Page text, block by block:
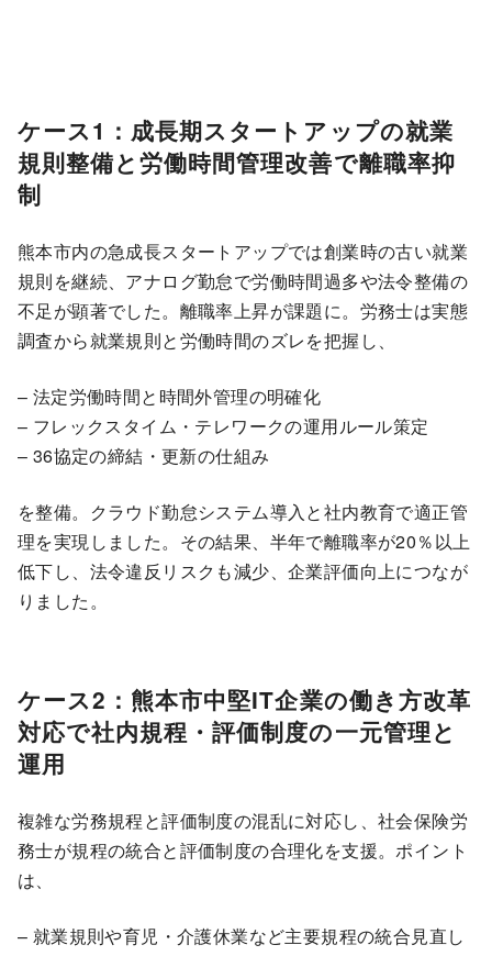
ケース1：成長期スタートアップの就業
規則整備と労働時間管理改善で離職率抑
制
熊本市内の急成長スタートアップでは創業時の古い就業
規則を継続、アナログ勤怠で労働時間過多や法令整備の
不足が顕著でした。離職率上昇が課題に。労務士は実態
調査から就業規則と労働時間のズレを把握し、
– 法定労働時間と時間外管理の明確化
– フレックスタイム・テレワークの運用ルール策定
– 36協定の締結・更新の仕組み
を整備。クラウド勤怠システム導入と社内教育で適正管
理を実現しました。その結果、半年で離職率が20％以上
低下し、法令違反リスクも減少、企業評価向上につなが
りました。
ケース2：熊本市中堅IT企業の働き方改革
対応で社内規程・評価制度の一元管理と
運用
複雑な労務規程と評価制度の混乱に対応し、社会保険労
務士が規程の統合と評価制度の合理化を支援。ポイント
は、
– 就業規則や育児・介護休業など主要規程の統合見直し